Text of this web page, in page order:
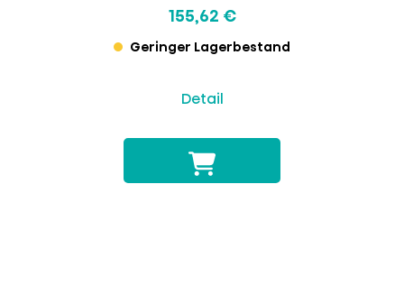
155,62 €
Geringer Lagerbestand
Detail